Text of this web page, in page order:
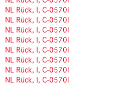
NL Rück, I, C-0570l
NL Rück, I, C-0570l
NL Rück, I, C-0570l
NL Rück, I, C-0570l
NL Rück, I, C-0570l
NL Rück, I, C-0570l
NL Rück, I, C-0570l
NL Rück, I, C-0570l